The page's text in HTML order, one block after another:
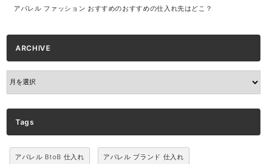
アパレル ファッション おすすめのおすすめの仕入れ先はどこ？
ARCHIVE
ARCHIVE
Tags
アパレル BtoB 仕入れ アパレル ブランド 仕入れ